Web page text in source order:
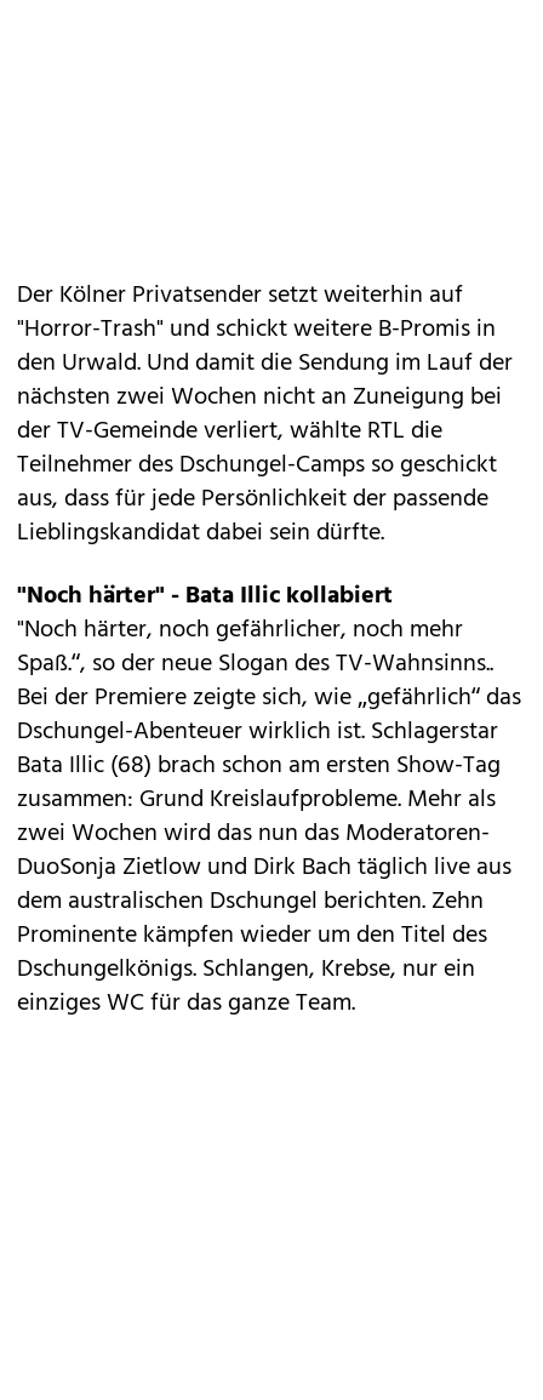
Der Kölner Privatsender setzt weiterhin auf
"Horror-Trash" und schickt weitere B-Promis in
den Urwald. Und damit die Sendung im Lauf der
nächsten zwei Wochen nicht an Zuneigung bei
der TV-Gemeinde verliert, wählte RTL die
Teilnehmer des Dschungel-Camps so geschickt
aus, dass für jede Persönlichkeit der passende
Lieblingskandidat dabei sein dürfte.
"Noch härter" - Bata Illic kollabiert
"Noch härter, noch gefährlicher, noch mehr
Spaß.“, so der neue Slogan des TV-Wahnsinns..
Bei der Premiere zeigte sich, wie „gefährlich“ das
Dschungel-Abenteuer wirklich ist. Schlagerstar
Bata Illic (68) brach schon am ersten Show-Tag
zusammen: Grund Kreislaufprobleme. Mehr als
zwei Wochen wird das nun das Moderatoren-
DuoSonja Zietlow und Dirk Bach täglich live aus
dem australischen Dschungel berichten. Zehn
Prominente kämpfen wieder um den Titel des
Dschungelkönigs. Schlangen, Krebse, nur ein
einziges WC für das ganze Team.